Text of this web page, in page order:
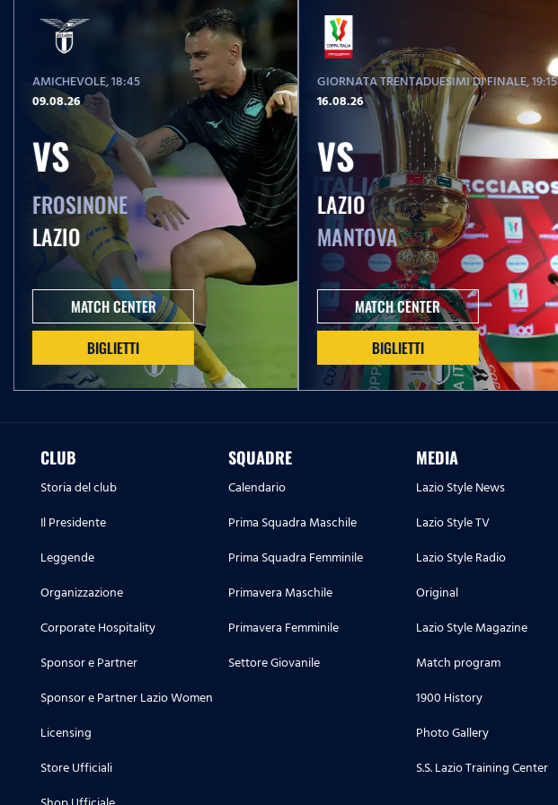
m
e
AMICHEVOLE, 18:45
09.08.26
VS
FROSINONE
LAZIO
MATCH CENTER
BIGLIETTI
GIORNATA TRENTADUESIMI DI FINALE, 19:15
16.08.26
VS
LAZIO
MANTOVA
MATCH CENTER
BIGLIETTI
CLUB
Storia del club
Il Presidente
Leggende
Organizzazione
Corporate Hospitality
Sponsor e Partner
Sponsor e Partner Lazio Women
Licensing
Store Ufficiali
SQUADRE
Calendario
Prima Squadra Maschile
Prima Squadra Femminile
Primavera Maschile
Primavera Femminile
Settore Giovanile
MEDIA
Lazio Style News
Lazio Style TV
Lazio Style Radio
Original
Lazio Style Magazine
Match program
1900 History
Photo Gallery
S.S. Lazio Training Center